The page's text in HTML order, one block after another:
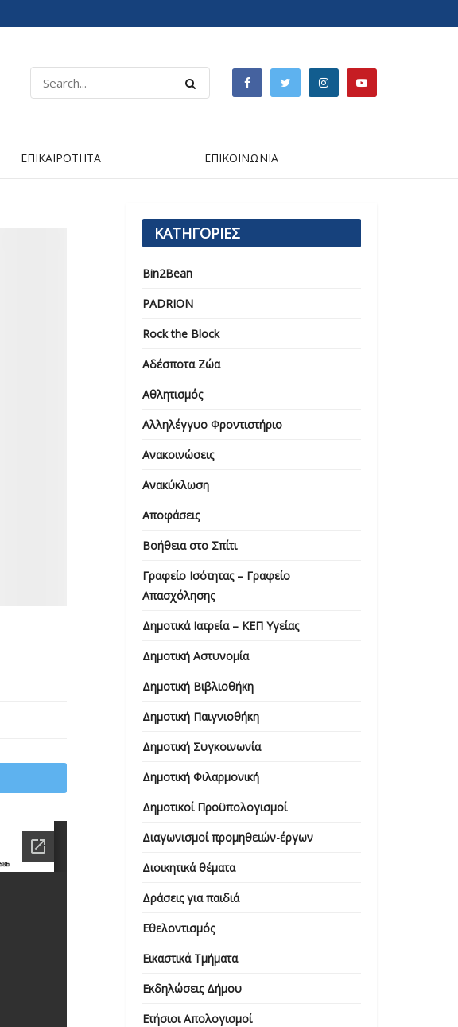
ΕΠΙΚΑΙΡΟΤΗΤΑ ΕΠΙΚΟΙΝΩΝΙΑ
ΚΑΤΗΓΟΡΙΕΣ
Bin2Bean
PADRION
Rock the Block
Αδέσποτα Ζώα
Αθλητισμός
Αλληλέγγυο Φροντιστήριο
Ανακοινώσεις
Ανακύκλωση
Αποφάσεις
Βοήθεια στο Σπίτι
Γραφείο Ισότητας – Γραφείο
Απασχόλησης
Δημοτικά Ιατρεία – ΚΕΠ Υγείας
Δημοτική Αστυνομία
Δημοτική Βιβλιοθήκη
Δημοτική Παιγνιοθήκη
Δημοτική Συγκοινωνία
Δημοτική Φιλαρμονική
Δημοτικοί Προϋπολογισμοί
Διαγωνισμοί προμηθειών-έργων
Διοικητικά θέματα
Δράσεις για παιδιά
Εθελοντισμός
Εικαστικά Τμήματα
Εκδηλώσεις Δήμου
Ετήσιοι Απολογισμοί